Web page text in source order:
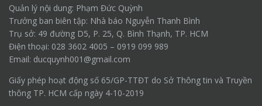
Quản lý nội dung: Phạm Đức Quỳnh
Trưởng ban biên tập: Nhà báo Nguyễn Thanh Bình
Trụ sở: 49 đường D5, P. 25, Q. Bình Thạnh, TP. HCM
Điện thoại: 028 3602 4005 – 0919 099 989
Email: ducquynh001@gmail.com
Giấy phép hoạt động số 65/GP-TTĐT do Sở Thông tin và Truyền
thông TP. HCM cấp ngày 4-10-2019